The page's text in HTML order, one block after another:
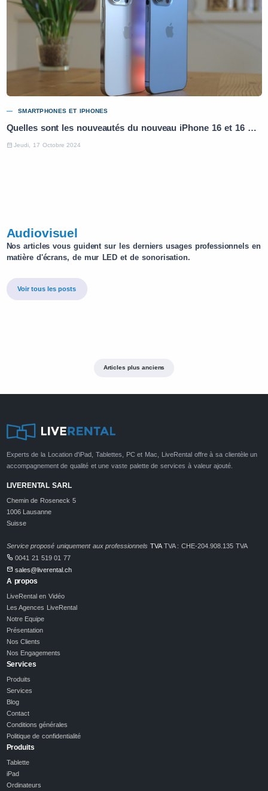
SMARTPHONES ET IPHONES
Quelles sont les nouveautés du nouveau iPhone 16 et 16 Pro ?
Jeudi, 17 Octobre 2024
Audiovisuel
Nos articles vous guident sur les derniers usages professionnels en
matière d'écrans, de mur LED et de sonorisation.
Voir tous les posts
Articles plus anciens
Experts de la Location d'iPad, Tablettes, PC et Mac, LiveRental offre à sa clientèle un
accompagnement de qualité et une vaste palette de services à valeur ajouté.
LIVERENTAL SARL
Chemin de Roseneck 5
1006 Lausanne
Suisse
Service proposé uniquement aux professionnels TVATVA : CHE-204.908.135 TVA
0041 21 519 01 77
sales@liverental.ch
A propos
LiveRental en Vidéo
Les Agences LiveRental
Notre Equipe
Présentation
Nos Clients
Nos Engagements
Services
Produits
Services
Blog
Contact
Conditions générales
Politique de confidentialité
Produits
Tablette
iPad
Ordinateurs